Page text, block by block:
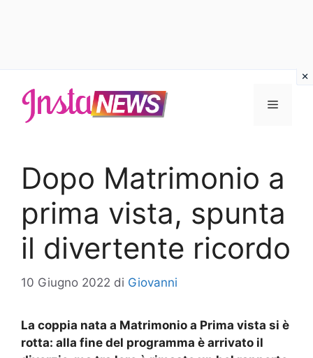
contenuto
Menu
Dopo Matrimonio a
prima vista, spunta
il divertente ricordo
10 Giugno 2022 di Giovanni
La coppia nata a Matrimonio a Prima vista si è
rotta: alla fine del programma è arrivato il